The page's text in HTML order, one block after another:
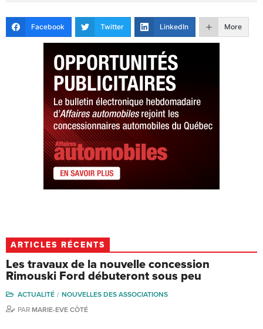
Facebook Twitter LinkedIn More
ARTICLES RÉCENTS
Les travaux de la nouvelle concession
Rimouski Ford débuteront sous peu
ACTUALITÉ
NOUVELLES DES ASSOCIATIONS
PAR MARIE-EVE CÔTÉ